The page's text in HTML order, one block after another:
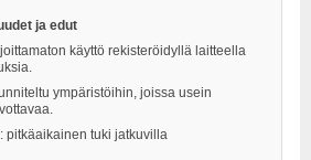
ja edut
käyttö rekisteröidyllä laitteella
ympäristöihin, joissa usein
: pitkäaikainen tuki jatkuvilla